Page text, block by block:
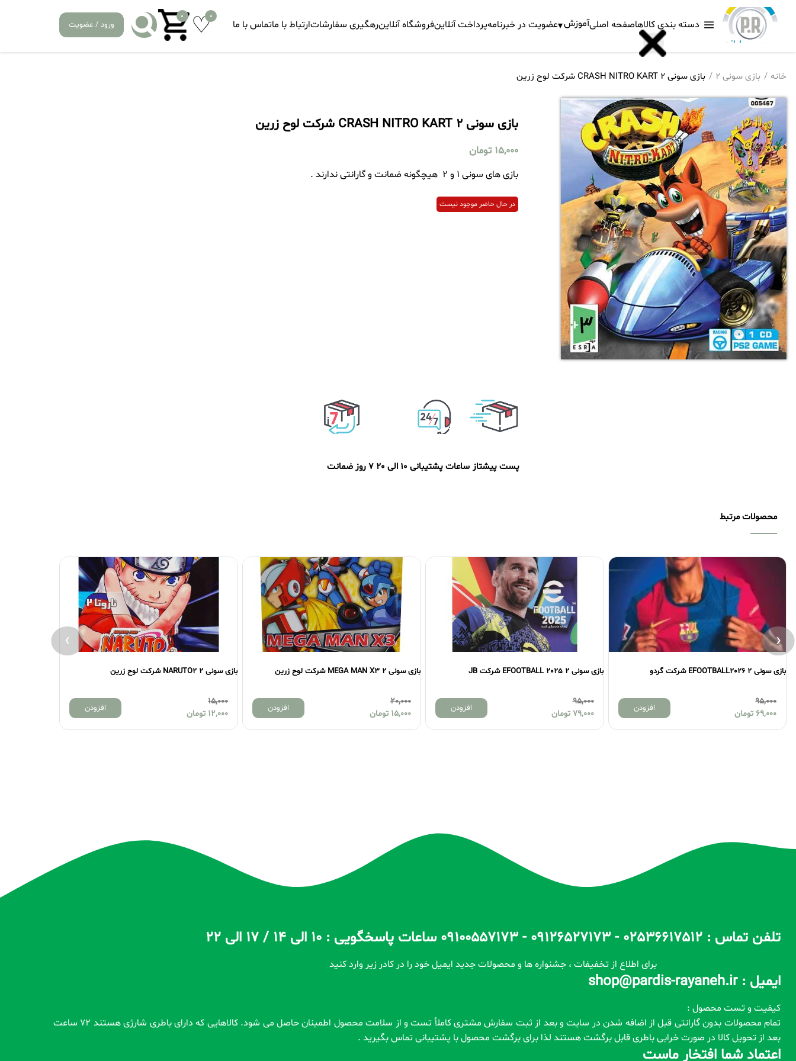
دسته بندی کالاهاصفحه اصلیآموزش عضویت در خبرنامهپرداخت آنلاینفروشگاه آنلاینرهگیری سفارشاتارتباط با ماتماس با ما
0
0
ورود / عضویت
خانه بازی سونی 2 بازی سونی 2 CRASH NITRO KART شرکت لوح زرین
بازی سونی 2 CRASH NITRO KART شرکت لوح زرین
15,000 تومان
بازی های سونی 1 و 2 هیچگونه ضمانت و گارانتی ندارند .
در حال حاضر موجود نیست
پست پیشتاز ساعات پشتیبانی 10 الی 20 7 روز ضمانت
محصولات مرتبط
بازی سونی 2 EFOOTBALL 2025 شرکت JB
95,000
79,000 تومان
بازی سونی 2 MEGA MAN X3 شرکت لوح زرین
20,000
15,000 تومان
بازی سونی 2 NARUTO2 شرکت لوح زرین
15,000
12,000
تومان
بازی سونی 2 STAR WARSIII شرکت لوح زرین
8,000 تومان
‹
›
تلفن تماس : 02536617512 - 09126527173 - 09100557173 ساعات پاسخگویی : 10 الی 14 / 17 الی 22
برای اطلاع از تخفیفات ، جشنواره ها و محصولات جدید ایمیل خود را در کادر زیر وارد کنید
ایمیل : shop@pardis-rayaneh.ir
کیفیت و تست محصول :
تمام محصولات بدون گارانتی قبل از اضافه شدن در سایت و بعد از ثبت سفارش مشتری کاملاً تست و از سلامت محصول اطمینان حاصل می شود. کالاهایی که دارای باطری شارژی هستند 72 ساعت
بعد از تحویل کالا در صورت خرابی باطری قابل برگشت هستند لذا برای برگشت محصول با پشتیبانی تماس بگیرید .
اعتماد شما افتخار ماست